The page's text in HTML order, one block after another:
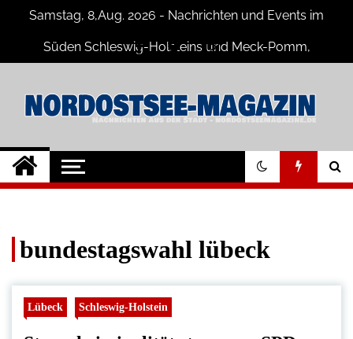
Samstag, 8,Aug. 2026 - Nachrichten und Events im
Süden Schleswig-Holsteins und Meck-Pomm,
Nord-Ostsee-
Magazine Blog
Der Blog der Nord-Ostsee Magazine
bundestagswahl lübeck
Lübeck Schleswig-Holstein